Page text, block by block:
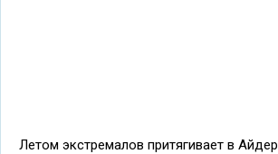
Летом экстремалов притягивает в Айдер